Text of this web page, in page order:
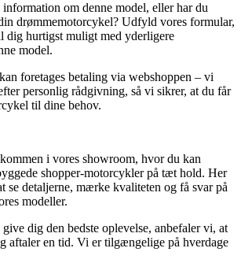
om denne model, eller har du
drømmemotorcykel? Udfyld vores formular,
dig hurtigst muligt med yderligere
model.
foretages betaling via webshoppen – vi
personlig rådgivning, så vi sikrer, at du får
til dine behov.
i vores showroom, hvor du kan
shopper-motorcykler på tæt hold. Her
se detaljerne, mærke kvaliteten og få svar på
modeller.
dig den bedste oplevelse, anbefaler vi, at
aftaler en tid. Vi er tilgængelige på hverdage